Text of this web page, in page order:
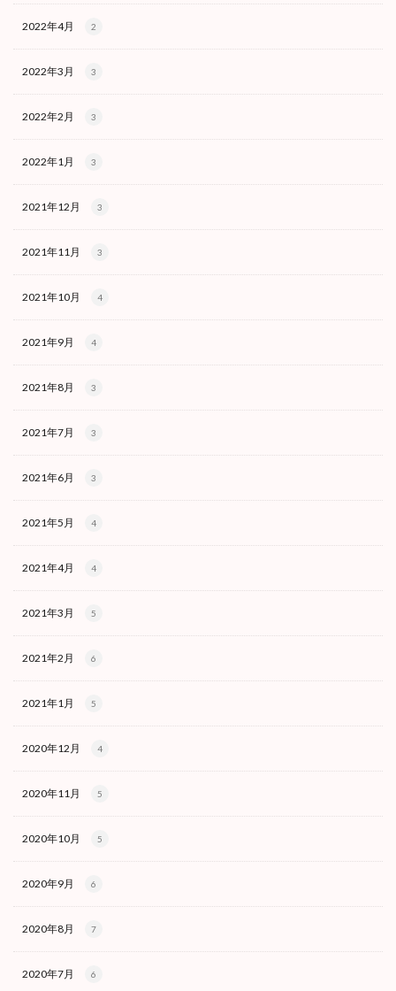
2022年4月 2
2022年3月 3
2022年2月 3
2022年1月 3
2021年12月 3
2021年11月 3
2021年10月 4
2021年9月 4
2021年8月 3
2021年7月 3
2021年6月 3
2021年5月 4
2021年4月 4
2021年3月 5
2021年2月 6
2021年1月 5
2020年12月 4
2020年11月 5
2020年10月 5
2020年9月 6
2020年8月 7
2020年7月 6